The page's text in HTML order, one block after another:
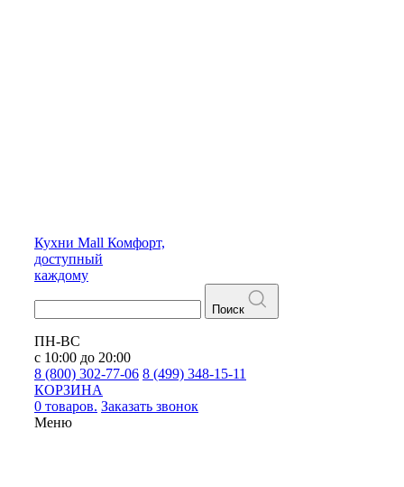
Кухни Mall Комфорт,
доступный
каждому
Поиск
ПН-ВС
с 10:00 до 20:00
8 (800) 302-77-06 8 (499) 348-15-11
КОРЗИНА
0 товаров. Заказать звонок
Меню